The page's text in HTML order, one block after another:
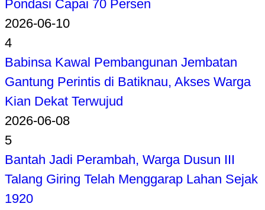
Pondasi Capai 70 Persen
2026-06-10
4
Babinsa Kawal Pembangunan Jembatan
Gantung Perintis di Batiknau, Akses Warga
Kian Dekat Terwujud
2026-06-08
5
Bantah Jadi Perambah, Warga Dusun III
Talang Giring Telah Menggarap Lahan Sejak
1920